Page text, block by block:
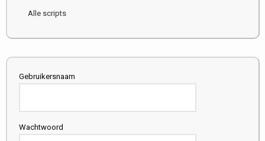
Alle scripts
Gebruikersnaam
Wachtwoord